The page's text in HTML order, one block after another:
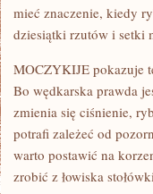
mieć znaczenie, kiedy
dziesiątki rzutów i setki
MOCZYKIJE pokazuje
Bo wędkarska prawda
zmienia się ciśnienie,
potrafi zależeć od
warto postawić na
zrobić z łowiska